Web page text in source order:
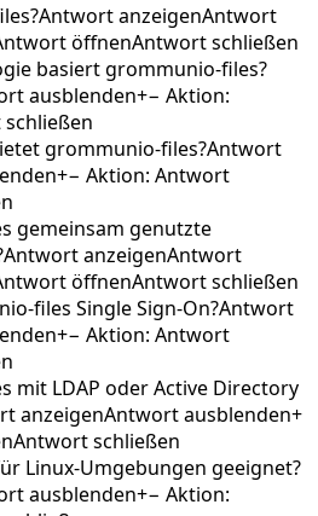
Antwort anzeigenAntwort
öffnenAntwort schließen
basiert grommunio-files?
ausblenden+− Aktion:
grommunio-files?Antwort
+− Aktion: Antwort
gemeinsam genutzte
Antwort anzeigenAntwort
öffnenAntwort schließen
files Single Sign-On?Antwort
+− Aktion: Antwort
mit LDAP oder Active Directory
anzeigenAntwort ausblenden+
Antwort schließen
Linux-Umgebungen geeignet?
ausblenden+− Aktion: